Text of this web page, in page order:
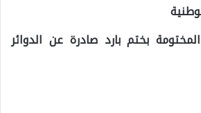
بختم بارد صادرة عن الدوائر